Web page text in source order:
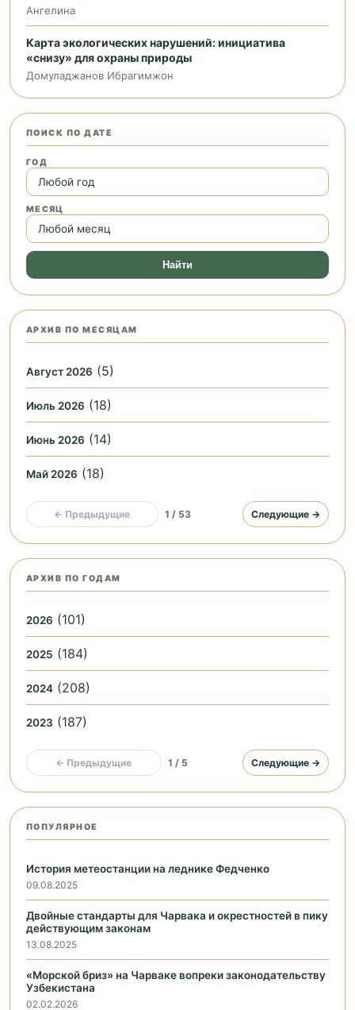
Ангелина
Карта экологических нарушений: инициатива
«снизу» для охраны природы
Домуладжанов Ибрагимжон
ПОИСК ПО ДАТЕ
ГОД
МЕСЯЦ
Найти
АРХИВ ПО МЕСЯЦАМ
Август 2026 (5)
Июль 2026 (18)
Июнь 2026 (14)
Май 2026 (18)
← Предыдущие 1 / 53 Следующие →
АРХИВ ПО ГОДАМ
2026 (101)
2025 (184)
2024 (208)
2023 (187)
← Предыдущие 1 / 5 Следующие →
ПОПУЛЯРНОЕ
История метеостанции на леднике Федченко
09.08.2025
Двойные стандарты для Чарвака и окрестностей в пику
действующим законам
13.08.2025
«Морской бриз» на Чарваке вопреки законодательству
Узбекистана
02.02.2026